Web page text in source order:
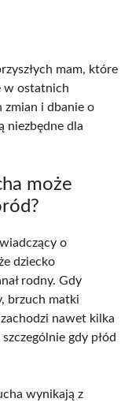
mam, które
w ostatnich
i dbanie o
niezbędne dla
może
o
dziecko
rodny. Gdy
brzuch matki
nawet kilka
gdy płód
wynikają z